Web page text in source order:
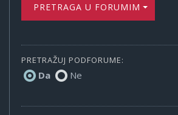
PRETRAGA U FORUMIMA
PRETRAŽUJ PODFORUME:
Da Ne